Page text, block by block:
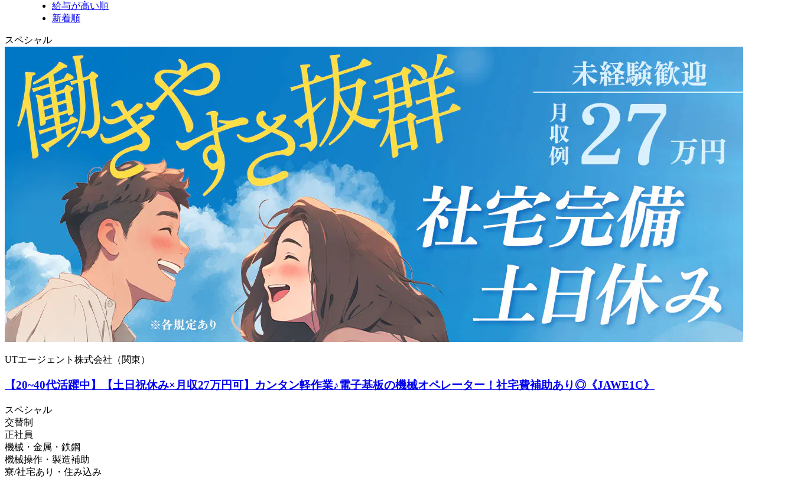
給与が高い順
新着順
スペシャル
UTエージェント株式会社（関東）
【20~40代活躍中】【土日祝休み×月収27万円可】カンタン軽作業♪電子基板の機械オペレーター！社宅費補助あり◎《JAWE1C》
スペシャル
交替制
正社員
機械・金属・鉄鋼
機械操作・製造補助
寮/社宅あり・住み込み